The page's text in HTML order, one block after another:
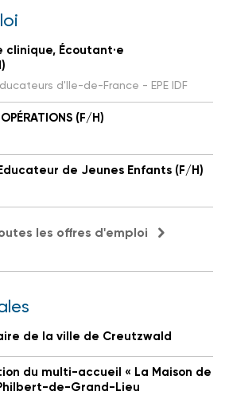
clinique, Écoutant·e
d'Ile-de-France - EPE IDF
OPÉRATIONS (F/H)
de Jeunes Enfants (F/H)
les offres d'emploi
de la ville de Creutzwald
du multi-accueil « La Maison de
de-Grand-Lieu